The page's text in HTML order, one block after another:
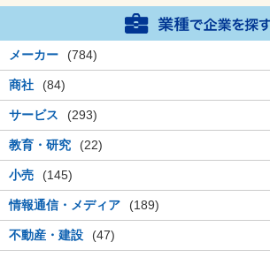
メーカー (784)
商社 (84)
サービス (293)
教育・研究 (22)
小売 (145)
情報通信・メディア (189)
不動産・建設 (47)